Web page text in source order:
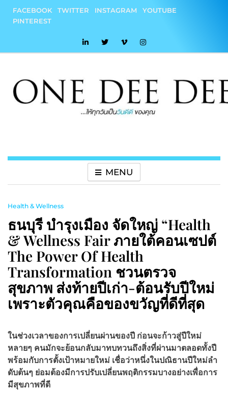
content
FACEBOOK TWITTER INSTAGRAM
YOUTUBE
PINTEREST
MENU
Health & Wellness
ธนบุรี บำรุงเมือง จัดใหญ่ “Health
& Wellness Fair ภายใต้คอนเซปต์
The Power Of Health
Transformation ชวนตรวจ
สุขภาพ ส่งท้ายปีเก่า-ต้อนรับปีใหม่
เพราะตัวคุณคือของขวัญที่ดีที่สุด
ในช่วงเวลาของการเปลี่ยนผ่านของปี ก่อนจะก้าวสู่ปีใหม่
หลายๆ คนมักจะย้อนกลับมาทบทวนถึงสิ่งที่ผ่านมาตลอดทั้งปี
พร้อมกับการตั้งเป้าหมายใหม่ เชื่อว่าหนึ่งในปณิธานปีใหม่ลำ
ดับต้นๆ ย่อมต้องมีการปรับเปลี่ยนพฤติกรรมบางอย่างเพื่อการ
มีสุขภาพที่ดี